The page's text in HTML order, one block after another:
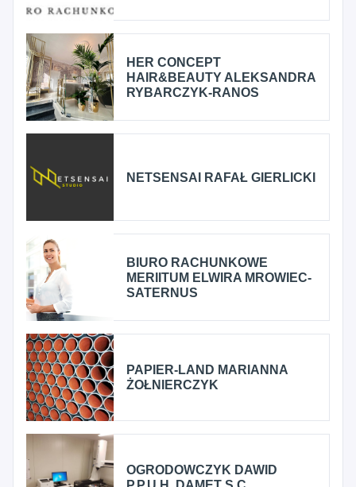
HER CONCEPT
HAIR&BEAUTY ALEKSANDRA
RYBARCZYK-RANOS
NETSENSAI RAFAŁ GIERLICKI
BIURO RACHUNKOWE
MERIITUM ELWIRA MROWIEC-
SATERNUS
PAPIER-LAND MARIANNA
ŻOŁNIERCZYK
OGRODOWCZYK DAWID